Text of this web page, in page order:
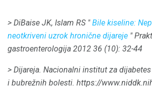
> DiBaise JK, Islam RS "Bile kiseline:
neotkriveni uzrok hronične dijareje "
gastroenterologija 2012 36 (10): 32-44
> Dijareja. Nacionalni institut za
i bubrežnih bolesti. https://